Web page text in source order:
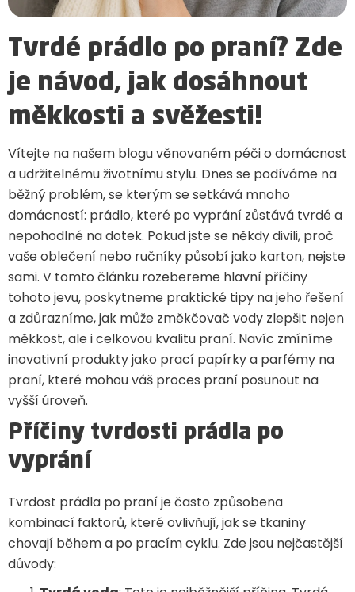
Tvrdé prádlo po praní? Zde
je návod, jak dosáhnout
měkkosti a svěžesti!
Vítejte na našem blogu věnovaném péči o domácnost
a udržitelnému životnímu stylu. Dnes se podíváme na
běžný problém, se kterým se setkává mnoho
domácností: prádlo, které po vyprání zůstává tvrdé a
nepohodlné na dotek. Pokud jste se někdy divili, proč
vaše oblečení nebo ručníky působí jako karton, nejste
sami. V tomto článku rozebereme hlavní příčiny
tohoto jevu, poskytneme praktické tipy na jeho řešení
a zdůrazníme, jak může změkčovač vody zlepšit nejen
měkkost, ale i celkovou kvalitu praní. Navíc zmíníme
inovativní produkty jako prací papírky a parfémy na
praní, které mohou váš proces praní posunout na
vyšší úroveň.
Příčiny tvrdosti prádla po
vyprání
Tvrdost prádla po praní je často způsobena
kombinací faktorů, které ovlivňují, jak se tkaniny
chovají během a po pracím cyklu. Zde jsou nejčastější
důvody: